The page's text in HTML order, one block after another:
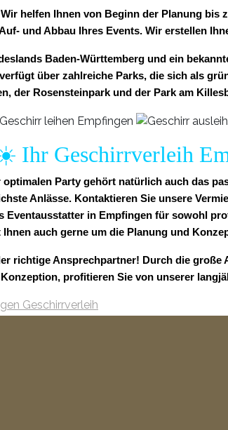
helfen Ihnen von Beginn der Planung
und Abbau Ihres Events. Wir erstellen
Baden-Württemberg und ein
über zahlreiche Parks, die sich als
der Rosensteinpark und der Park am
Ihr Geschirrverleih
Party gehört natürlich auch das
Anlässe. Kontaktieren Sie unsere
in Empfingen für sowohl
auch gerne um die Planung und
richtige Ansprechpartner! Durch die
profitieren Sie von unserer